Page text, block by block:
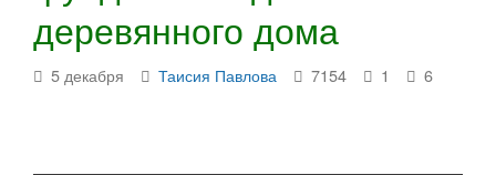
деревянного дома
5 декабря Таисия Павлова 7154 1 6